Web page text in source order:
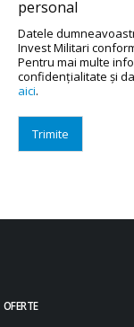
personal
Datele
Invest Militari
Pentru mai multe
confidenţialitate şi
aici.
Trimite
OFERTE